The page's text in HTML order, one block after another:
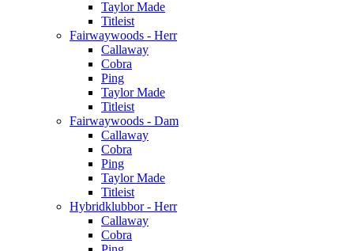
Taylor Made
Titleist
Fairwaywoods - Herr
Callaway
Cobra
Ping
Taylor Made
Titleist
Fairwaywoods - Dam
Callaway
Cobra
Ping
Taylor Made
Titleist
Hybridklubbor - Herr
Callaway
Cobra